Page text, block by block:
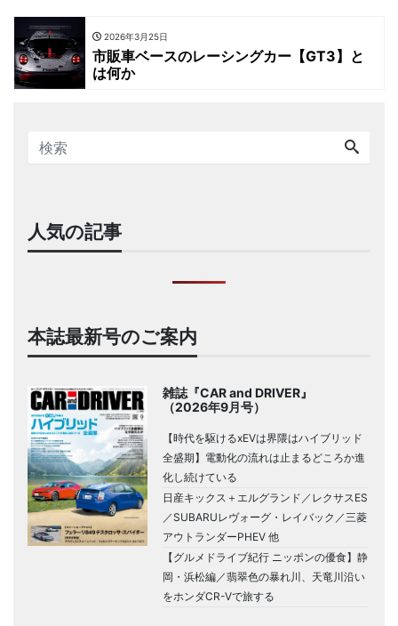
2026年3月25日
市販車ベースのレーシングカー【GT3】と
は何か
人気の記事
本誌最新号のご案内
雑誌『CAR and DRIVER』
（2026年9月号）
【時代を駆けるxEVは界隈はハイブリッド
全盛期】電動化の流れは止まるどころか進
化し続けている
日産キックス＋エルグランド／レクサスES
／SUBARUレヴォーグ・レイバック／三菱
アウトランダーPHEV 他
【グルメドライブ紀行 ニッポンの優食】静
岡・浜松編／翡翠色の暴れ川、天竜川沿い
をホンダCR-Vで旅する